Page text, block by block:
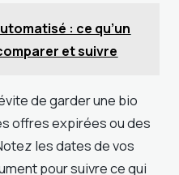
: ce qu’un
et suivre
de garder une bio
offres expirées ou des
les dates de vos
pour suivre ce qui